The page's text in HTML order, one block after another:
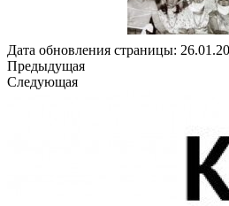
Дата обновления страницы:
Предыдущая
Следующая